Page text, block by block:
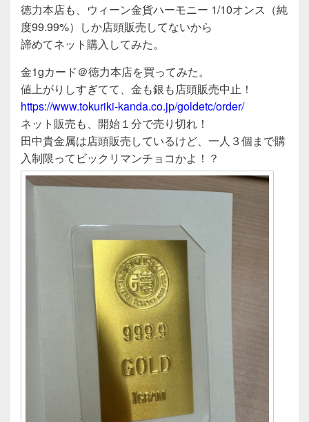
徳力本店も、ウィーン金貨ハーモニー 1/10オンス（純
度99.99%）しか店頭販売してないから
諦めてネット購入してみた。
金1gカード＠徳力本店を買ってみた。
値上がりしすぎてて、金も銀も店頭販売中止！
https://www.tokuriki-kanda.co.jp/goldetc/order/
ネット販売も、開始１分で売り切れ！
田中貴金属は店頭販売しているけど、一人３個まで購
入制限ってビックリマンチョコかよ！？